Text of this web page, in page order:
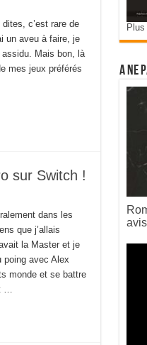
c’est rare de
un aveu à faire, je
Mais bon, là
mes jeux préférés
sur Switch !
dans les
que j’allais
la Master et je
poing avec Alex
monde et se battre
…
A ne
avis